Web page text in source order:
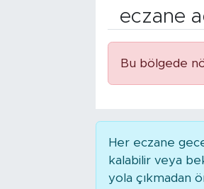
eczane
Bu bölgede
Her eczane
kalabilir veya
yola çıkmadan